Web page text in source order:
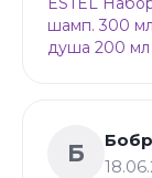
шамп. 300
душа 200 мл
Б